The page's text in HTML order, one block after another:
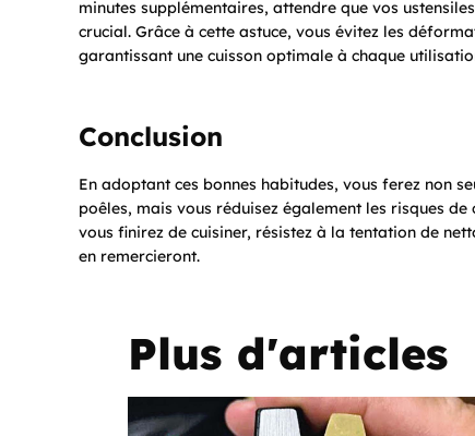
minutes supplémentaires, attendre que vos
crucial. Grâce à cette astuce, vous évitez les
garantissant une cuisson optimale à chaque
Conclusion
En adoptant ces bonnes habitudes, vous ferez non
poêles, mais vous réduisez également les risques
vous finirez de cuisiner, résistez à la tentation de
en remercieront.
Plus d'articles